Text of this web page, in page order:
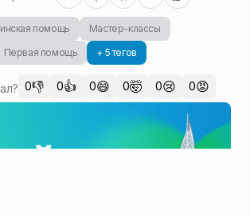
помощь
Мастер-классы
Первая помощь + 5 тегов
0👎 0👍 0😄 0🤯 0😢 0😡